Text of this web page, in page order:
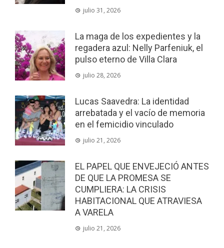
julio 31, 2026
La maga de los expedientes y la
regadera azul: Nelly Parfeniuk, el
pulso eterno de Villa Clara
julio 28, 2026
Lucas Saavedra: La identidad
arrebatada y el vacío de memoria
en el femicidio vinculado
julio 21, 2026
EL PAPEL QUE ENVEJECIÓ ANTES
DE QUE LA PROMESA SE
CUMPLIERA: LA CRISIS
HABITACIONAL QUE ATRAVIESA
A VARELA
julio 21, 2026